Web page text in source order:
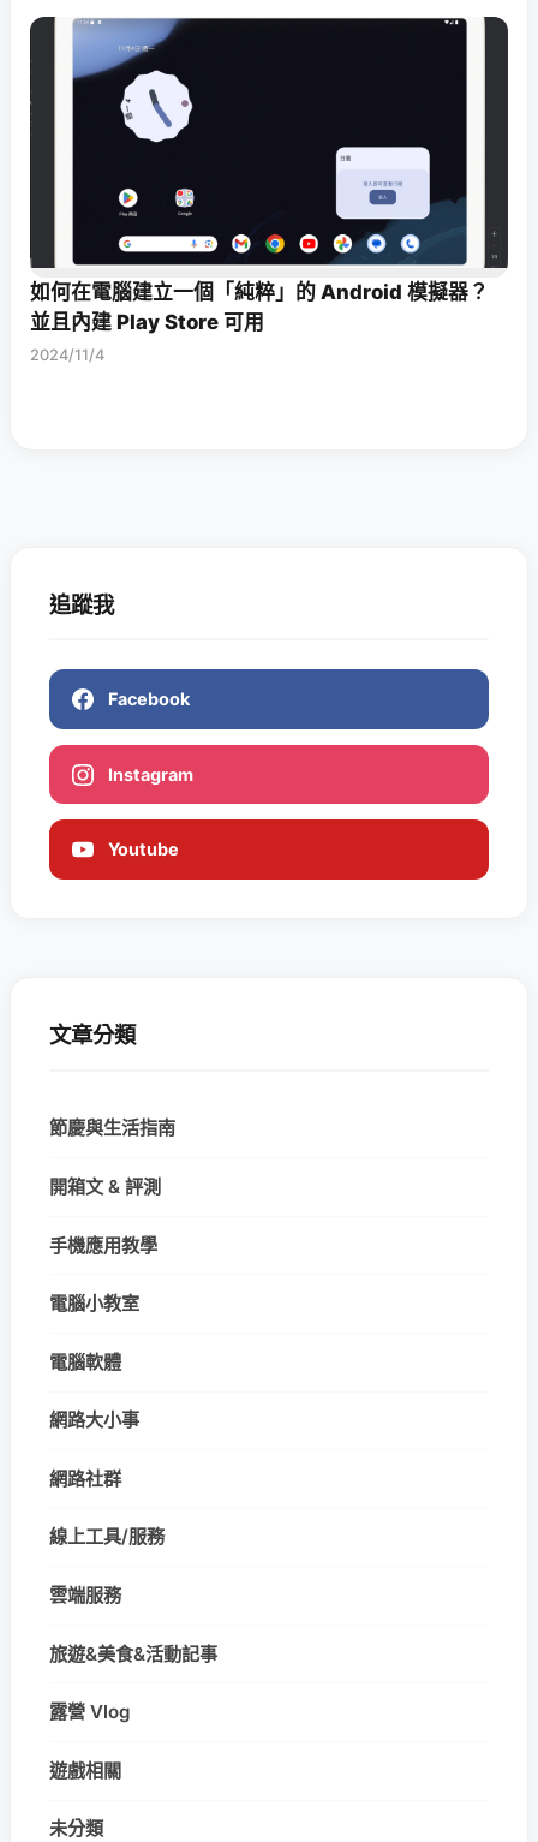
如何在電腦建立一個「純粹」的 Android 模擬器？
並且內建 Play Store 可用
2024/11/4
追蹤我
Facebook
Instagram
Youtube
文章分類
節慶與生活指南
開箱文 & 評測
手機應用教學
電腦小教室
電腦軟體
網路大小事
網路社群
線上工具/服務
雲端服務
旅遊&美食&活動記事
露營 Vlog
遊戲相關
未分類